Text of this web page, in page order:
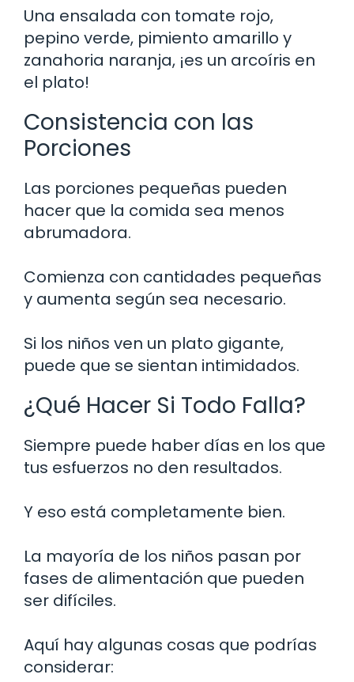
Una ensalada con tomate rojo,
pepino verde, pimiento amarillo y
zanahoria naranja, ¡es un arcoíris en
el plato!
Consistencia con las
Porciones
Las porciones pequeñas pueden
hacer que la comida sea menos
abrumadora.
Comienza con cantidades pequeñas
y aumenta según sea necesario.
Si los niños ven un plato gigante,
puede que se sientan intimidados.
¿Qué Hacer Si Todo Falla?
Siempre puede haber días en los que
tus esfuerzos no den resultados.
Y eso está completamente bien.
La mayoría de los niños pasan por
fases de alimentación que pueden
ser difíciles.
Aquí hay algunas cosas que podrías
considerar: